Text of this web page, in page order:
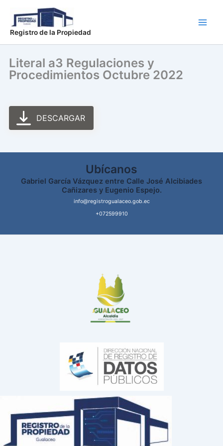
contenido
Registro de la Propiedad
Literal a3 Regulaciones y
Procedimientos Octubre 2022
DESCARGAR
Ubícanos
Gabriel García Vázquez entre Calle José Alcibiades
Cañizares y Eugenio Espejo.
info@registrogualaceo.gob.ec
+072599910